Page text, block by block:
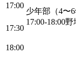
17:00
少年部（4〜6
17:00-18:00野
17:30
18:00